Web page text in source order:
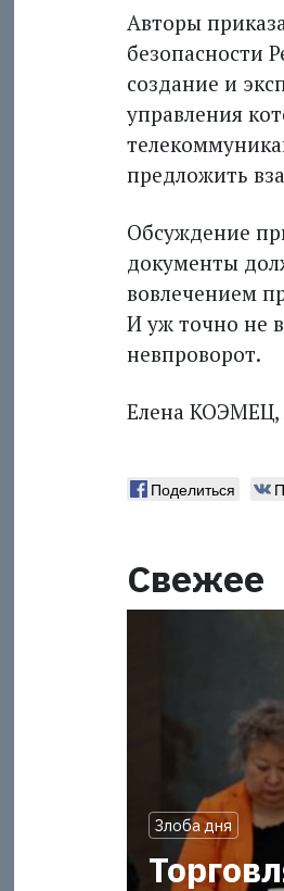
Авторы
безопасности
создание и
управления
предложить
Обсуждение
документы
вовлечением
И уж точно не
невпроворот.
Елена КОЭМЕЦ,
Поделиться
Свежее
Злоба дня